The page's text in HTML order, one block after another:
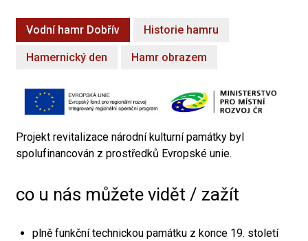
Vodní hamr Dobřív Historie hamru
Hamernický den Hamr obrazem
Projekt revitalizace národní kulturní památky byl
spolufinancován z prostředků Evropské unie.
co u nás můžete vidět / zažít
plně funkční technickou památku z konce 19. století